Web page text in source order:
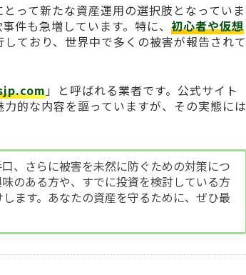
って新たな資産運用の選択肢となっていま
件も急増しています。特に、 初心者や仮想
ており、世界中で多くの被害が報告されて
」と呼ばれる業者です。公式サイト
的な内容を謳っていますが、その実態には
、さらに被害を未然に防ぐための対策につ
のある方や、すでに投資を検討している方
ます。あなたの資産を守るために、ぜひ最